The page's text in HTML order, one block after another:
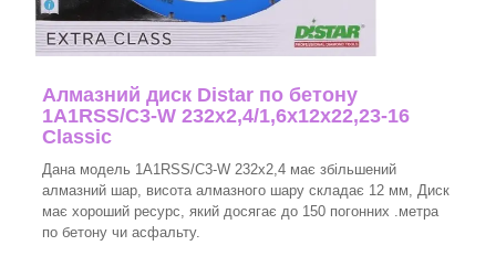
Алмазний диск Distar по бетону
1A1RSS/C3-W 232x2,4/1,6x12x22,23-16
Classic
Дана модель 1A1RSS/C3-W 232x2,4 має збільшений
алмазний шар, висота алмазного шару складає 12 мм, Диск
має хороший ресурс, який досягає до 150 погонних .метра
по бетону чи асфальту.